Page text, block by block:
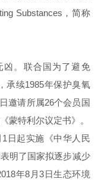
Substances，简称
凶。联合国为了避免
承续1985年保护臭氧
邀请所属26个会员国
蒙特利尔议定书》。
日起实施《中华人民
明了国家拟逐步减少
年8月3日生态环境